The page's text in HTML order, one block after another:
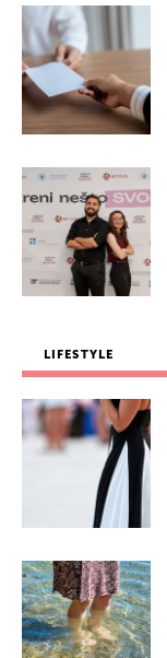
LIFESTYLE